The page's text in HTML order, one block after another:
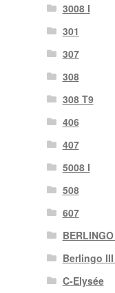
3008 I
301
307
308
308 T9
406
407
5008 I
508
607
Berlingo
C-Elysée